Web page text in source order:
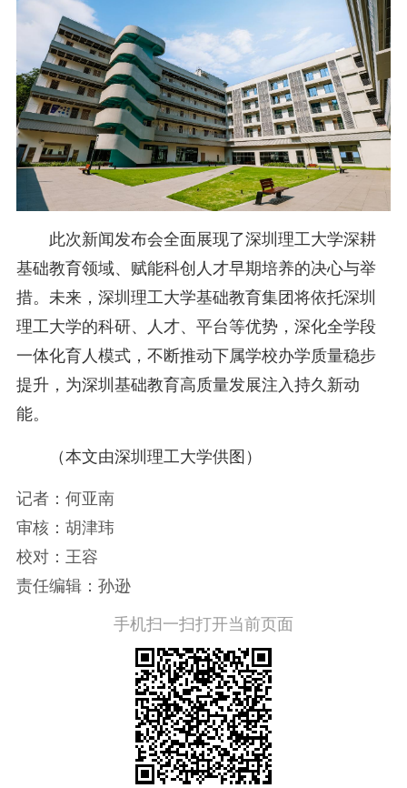
此次新闻发布会全面展现了深圳理工大学深耕
基础教育领域、赋能科创人才早期培养的决心与举
措。未来，深圳理工大学基础教育集团将依托深圳
理工大学的科研、人才、平台等优势，深化全学段
一体化育人模式，不断推动下属学校办学质量稳步
提升，为深圳基础教育高质量发展注入持久新动
能。
（本文由深圳理工大学供图）
记者：何亚南
审核：胡津玮
校对：王容
责任编辑：孙逊
手机扫一扫打开当前页面